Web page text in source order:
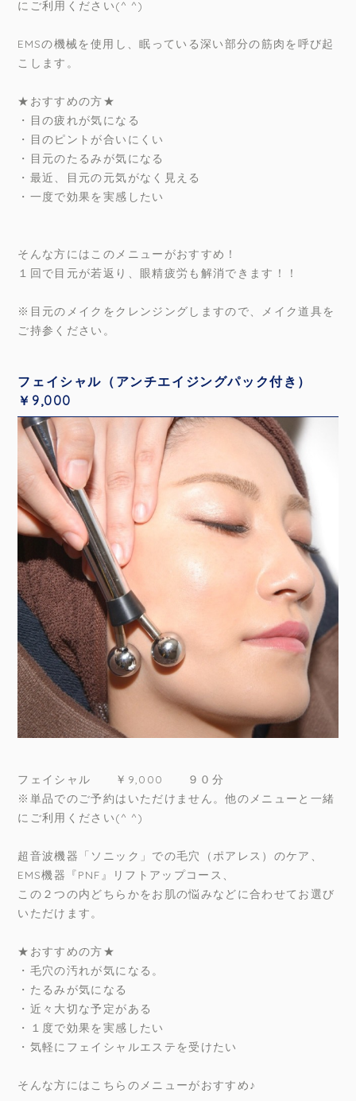
にご利用ください(^ ^)
EMSの機械を使用し、眠っている深い部分の筋肉を呼び起
こします。
★おすすめの方★
・目の疲れが気になる
・目のピントが合いにくい
・目元のたるみが気になる
・最近、目元の元気がなく見える
・一度で効果を実感したい
そんな方にはこのメニューがおすすめ！
１回で目元が若返り、眼精疲労も解消できます！！
※目元のメイクをクレンジングしますので、メイク道具を
ご持参ください。
フェイシャル（アンチエイジングパック付き）
￥9,000
フェイシャル ￥9,000 ９０分
※単品でのご予約はいただけません。他のメニューと一緒
にご利用ください(^ ^)
超音波機器「ソニック」での毛穴（ポアレス）のケア、
EMS機器『PNF』リフトアップコース、
この２つの内どちらかをお肌の悩みなどに合わせてお選び
いただけます。
★おすすめの方★
・毛穴の汚れが気になる。
・たるみが気になる
・近々大切な予定がある
・１度で効果を実感したい
・気軽にフェイシャルエステを受けたい
そんな方にはこちらのメニューがおすすめ♪